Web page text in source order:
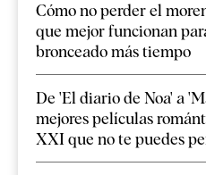
Cómo no perder el
que mejor funcionan
bronceado más tiempo
De 'El diario de Noa' a
mejores películas
XXI que no te puedes